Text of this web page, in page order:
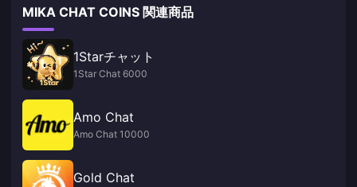
MIKA CHAT COINS 関連商品
1Starチャット
1Star Chat 6000
Amo Chat
Amo Chat 10000
Gold Chat